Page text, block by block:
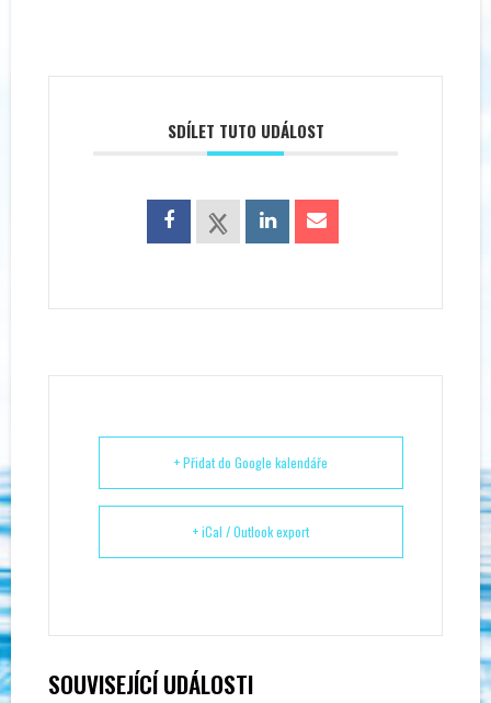
SDÍLET TUTO UDÁLOST
+ Přidat do Google kalendáře
+ iCal / Outlook export
SOUVISEJÍCÍ UDÁLOSTI